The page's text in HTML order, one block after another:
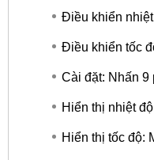
Điều khiển
Điều khiển tốc
Cài đặt: Nhấn 9
Hiển thị nhiệt
Hiển thị tốc độ: